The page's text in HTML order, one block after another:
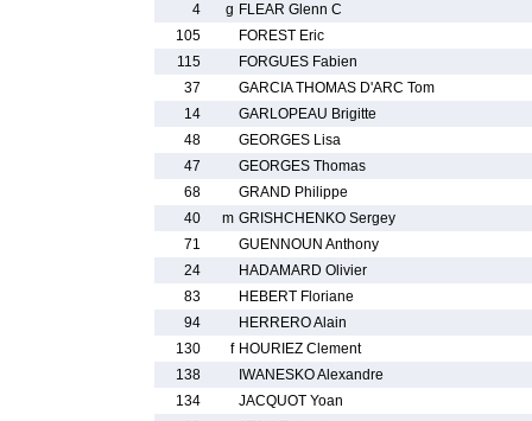
4
g FLEAR Glenn C
105
FOREST Eric
115
FORGUES Fabien
37
GARCIA THOMAS D'ARC Tom
14
GARLOPEAU Brigitte
48
GEORGES Lisa
47
GEORGES Thomas
68
GRAND Philippe
40
m GRISHCHENKO Sergey
71
GUENNOUN Anthony
24
HADAMARD Olivier
83
HEBERT Floriane
94
HERRERO Alain
130
f HOURIEZ Clement
138
IWANESKO Alexandre
134
JACQUOT Yoan